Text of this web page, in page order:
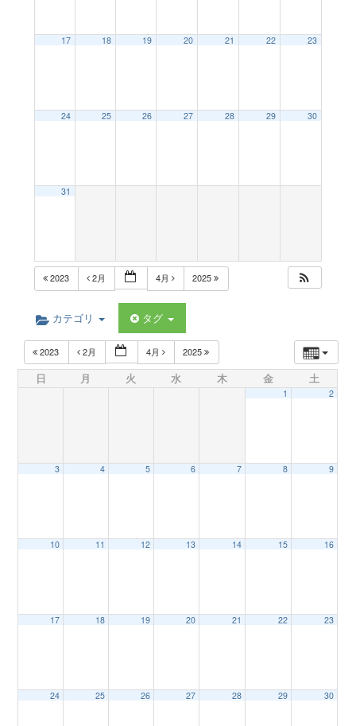
o
17 18 19 20 21 22 23
24 25 26 27 28 29 30
31
2023 2月 4月 2025
カテゴリ タグ
2023 2月 4月 2025
日 月 火 水 木 金 土
1 2
3 4 5 6 7 8 9
10 11 12 13 14 15 16
17 18 19 20 21 22 23
24 25 26 27 28 29 30